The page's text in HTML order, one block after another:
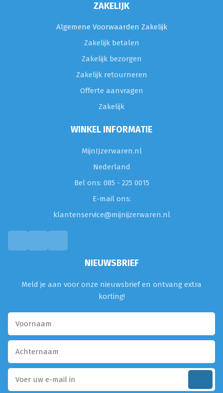
ZAKELIJK
Algemene Voorwaarden Zakelijk
Zakelijk betalen
Zakelijk bezorgen
Zakelijk retourneren
Offerte aanvragen
Zakelijk
WINKEL INFORMATIE
MijnIJzerwaren.nl
Nederland
Bel ons: 085 - 225 0015
E-mail ons:
klantenservice@mijnijzerwaren.nl
NIEUWSBRIEF
Meld je aan voor onze nieuwsbrief en ontvang extra
korting!